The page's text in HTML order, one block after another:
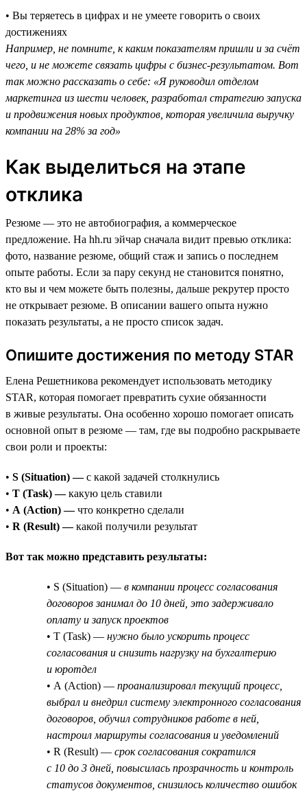
• Вы теряетесь в цифрах и не умеете говорить о своих
достижениях
Например, не помните, к каким показателям пришли и за счёт
чего, и не можете связать цифры с бизнес-результатом. Вот
так можно рассказать о себе: «Я руководил отделом
маркетинга из шести человек, разработал стратегию запуска
и продвижения новых продуктов, которая увеличила выручку
компании на 28% за год»
Как выделиться на этапе
отклика
Резюме — это не автобиография, а коммерческое
предложение. На hh.ru эйчар сначала видит превью отклика:
фото, название резюме, общий стаж и запись о последнем
опыте работы. Если за пару секунд не становится понятно,
кто вы и чем можете быть полезны, дальше рекрутер просто
не открывает резюме. В описании вашего опыта нужно
показать результаты, а не просто список задач.
Опишите достижения по методу STAR
Елена Решетникова рекомендует использовать методику
STAR, которая помогает превратить сухие обязанности
в живые результаты. Она особенно хорошо помогает описать
основной опыт в резюме — там, где вы подробно раскрываете
свои роли и проекты:
• S (Situation) —с какой задачей столкнулись
• T (Task) —какую цель ставили
• A (Action) —что конкретно сделали
• R (Result) —какой получили результат
Вот так можно представить результаты:
• S (Situation) — в компании процесс согласования
договоров занимал до 10 дней, это задерживало
оплату и запуск проектов
• T (Task) — нужно было ускорить процесс
согласования и снизить нагрузку на бухгалтерию
и юротдел
• A (Action) — проанализировал текущий процесс,
выбрал и внедрил систему электронного согласования
договоров, обучил сотрудников работе в ней,
настроил маршруты согласования и уведомлений
• R (Result) — срок согласования сократился
с 10 до 3 дней, повысилась прозрачность и контроль
статусов документов, снизилось количество ошибок